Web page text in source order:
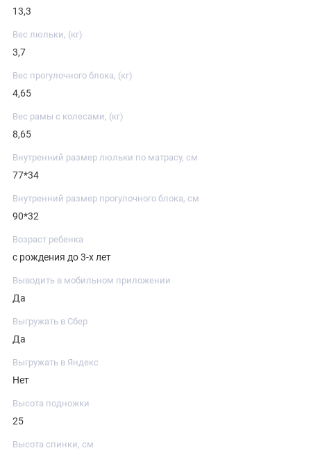
13,3
Вес люльки, (кг)
3,7
Вес прогулочного блока, (кг)
4,65
Вес рамы с колесами, (кг)
8,65
Внутренний размер люльки по матрасу, см
77*34
Внутренний размер прогулочного блока, см
90*32
Возраст ребенка
с рождения до 3-х лет
Выводить в мобильном приложении
Да
Выгружать в Сбер
Да
Выгружать в Яндекс
Нет
Высота подножки
25
Высота спинки, см